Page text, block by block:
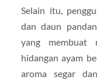
Selain itu,
dan daun
yang membuat
hidangan ayam
aroma segar